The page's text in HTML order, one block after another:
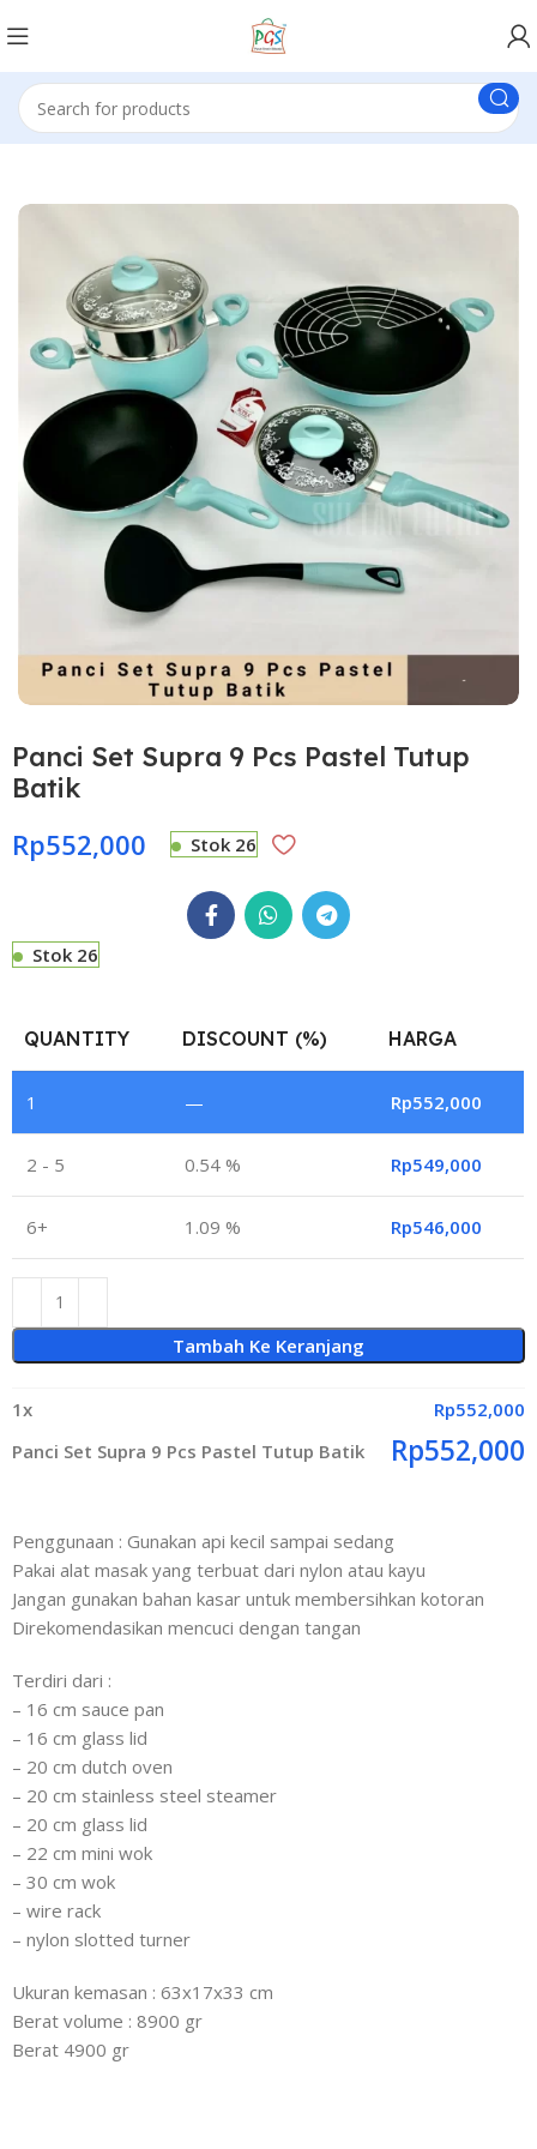
Panci Set Supra 9 Pcs Pastel Tutup
Batik
Rp552,000 Stok 26
Stok 26
QUANTITY DISCOUNT (%) HARGA
1 — Rp552,000
2 - 5 0.54 % Rp549,000
6+ 1.09 % Rp546,000
Tambah Ke Keranjang
1x Rp552,000
Panci Set Supra 9 Pcs Pastel Tutup Batik
Rp552,000
Penggunaan : Gunakan api kecil sampai sedang
Pakai alat masak yang terbuat dari nylon atau kayu
Jangan gunakan bahan kasar untuk membersihkan kotoran
Direkomendasikan mencuci dengan tangan
Terdiri dari :
– 16 cm sauce pan
– 16 cm glass lid
– 20 cm dutch oven
– 20 cm stainless steel steamer
– 20 cm glass lid
– 22 cm mini wok
– 30 cm wok
– wire rack
– nylon slotted turner
Ukuran kemasan : 63x17x33 cm
Berat volume : 8900 gr
Berat 4900 gr